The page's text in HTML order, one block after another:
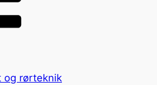
og rørteknik